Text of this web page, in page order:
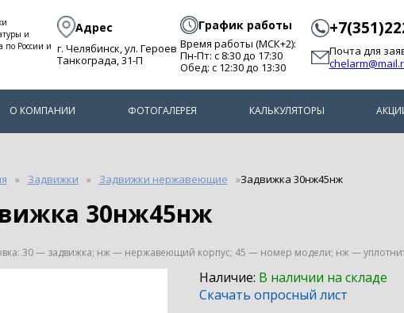
и
по России и
Адрес
г. Челябинск, ул. Героев
Танкограда, 31-П
График работы
Время работы (МСК+2):
Пн-Пт: с 8:30 до 17:30
Обед: с 12:30 до 13:30
Почта для
О КОМПАНИИ ФОТОГАЛЕРЕЯ КАЛЬКУЛЯТОРЫ
Задвижки Задвижки нержавеющие Задвижка 30нж45нж
30нж45нж
30 — задвижка; нж — нержавеющий корпус; 45 — номер модели; нж —
Наличие: В наличии на складе
Скачать опросный лист